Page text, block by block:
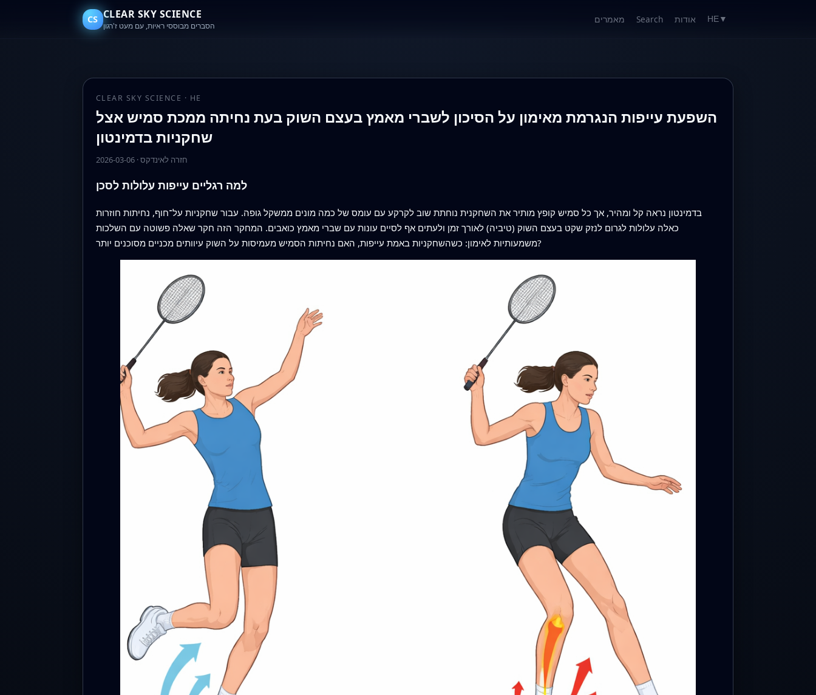
CS CLEAR SKY SCIENCE
הסברים מבוססי ראיות, עם מעט ז'רגון
מאמרים Search אודות HE ▼
CLEAR SKY SCIENCE · HE
השפעת עייפות הנגרמת מאימון על הסיכון לשברי מאמץ בעצם השוק בעת נחיתה ממכת סמיש אצל
שחקניות בדמינטון
2026-03-06·חזרה לאינדקס
למה רגליים עייפות עלולות לסכן
בדמינטון נראה קל ומהיר, אך כל סמיש קופץ מותיר את השחקנית נוחתת שוב לקרקע עם עומס של כמה מונים ממשקל גופה. עבור שחקניות על־חוף, נחיתות חוזרות
כאלה עלולות לגרום לנזק שקט בעצם השוק (טיביה) לאורך זמן ולעתים אף לסיים עונות עם שברי מאמץ כואבים. המחקר הזה חקר שאלה פשוטה עם השלכות
משמעותיות לאימון: כשהשחקניות באמת עייפות, האם נחיתות הסמיש מעמיסות על השוק עיוותים מכניים מסוכנים יותר?